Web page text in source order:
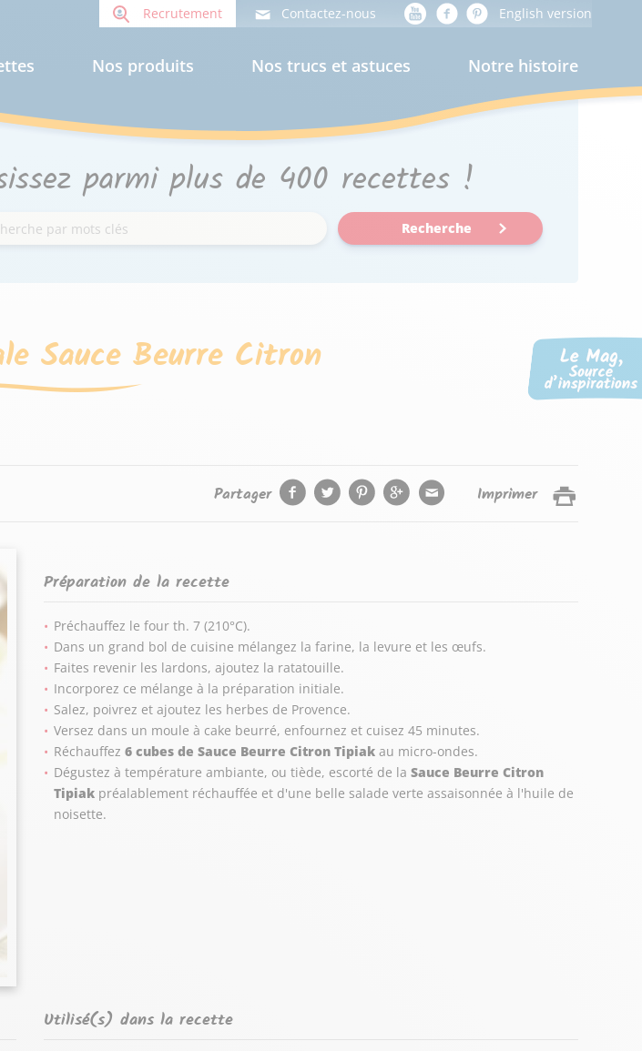
parmi plus de 400 recettes !
Recherche
English version
Recrutement Contactez-nous
Nos produits Nos trucs et astuces Notre histoire
Sauce Beurre Citron
Partager Imprimer
Préparation de la recette
Préchauffez le four th. 7 (210°C).
Dans un grand bol de cuisine mélangez la farine, la levure et les œufs.
Faites revenir les lardons, ajoutez la ratatouille.
Incorporez ce mélange à la préparation initiale.
Salez, poivrez et ajoutez les herbes de Provence.
Versez dans un moule à cake beurré, enfournez et cuisez 45 minutes.
Réchauffez6 cubes de Sauce Beurre Citron Tipiakau micro-ondes.
Dégustez à température ambiante, ou tiède, escorté de la Sauce Beurre Citron
Tipiak préalablement réchauffée et d'une belle salade verte assaisonnée à l'huile de
noisette.
Utilisé(s) dans la recette